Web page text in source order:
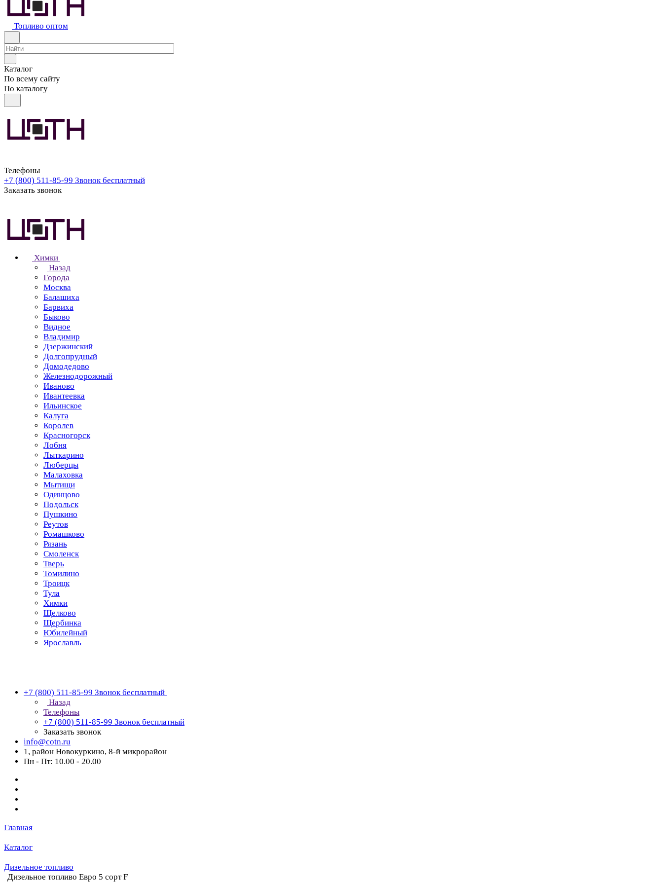
Топливо оптом
Каталог
По всему сайту
По каталогу
Телефоны
+7 (800) 511-85-99 Звонок бесплатный
Заказать звонок
Химки
Назад
Города
Москва
Балашиха
Барвиха
Быково
Видное
Владимир
Дзержинский
Долгопрудный
Домодедово
Железнодорожный
Иваново
Ивантеевка
Ильинское
Калуга
Королев
Красногорск
Лобня
Лыткарино
Люберцы
Малаховка
Мытищи
Одинцово
Подольск
Пушкино
Реутов
Ромашково
Рязань
Смоленск
Тверь
Томилино
Троицк
Тула
Химки
Щелково
Щербинка
Юбилейный
Ярославль
+7 (800) 511-85-99 Звонок бесплатный
Назад
Телефоны
+7 (800) 511-85-99 Звонок бесплатный
Заказать звонок
info@cotn.ru
1, район Новокуркино, 8-й микрорайон
Пн - Пт: 10.00 - 20.00
Главная
Каталог
Дизельное топливо
Дизельное топливо Евро 5 сорт F